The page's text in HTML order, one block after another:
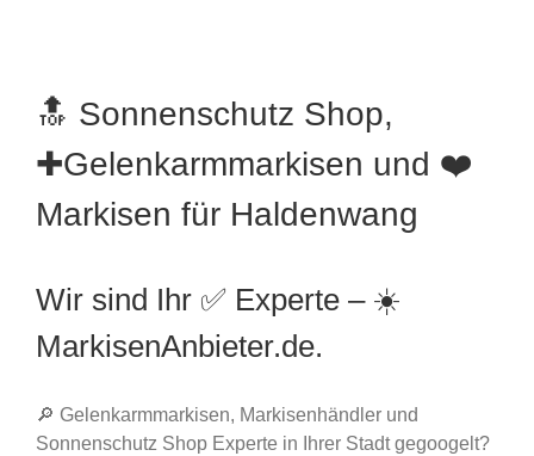
🔝 Sonnenschutz Shop,
✚Gelenkarmmarkisen und ❤️
Markisen für Haldenwang
Wir sind Ihr ✅ Experte – ☀️
MarkisenAnbieter.de.
🔎 Gelenkarmmarkisen, Markisenhändler und
Sonnenschutz Shop Experte in Ihrer Stadt gegoogelt?